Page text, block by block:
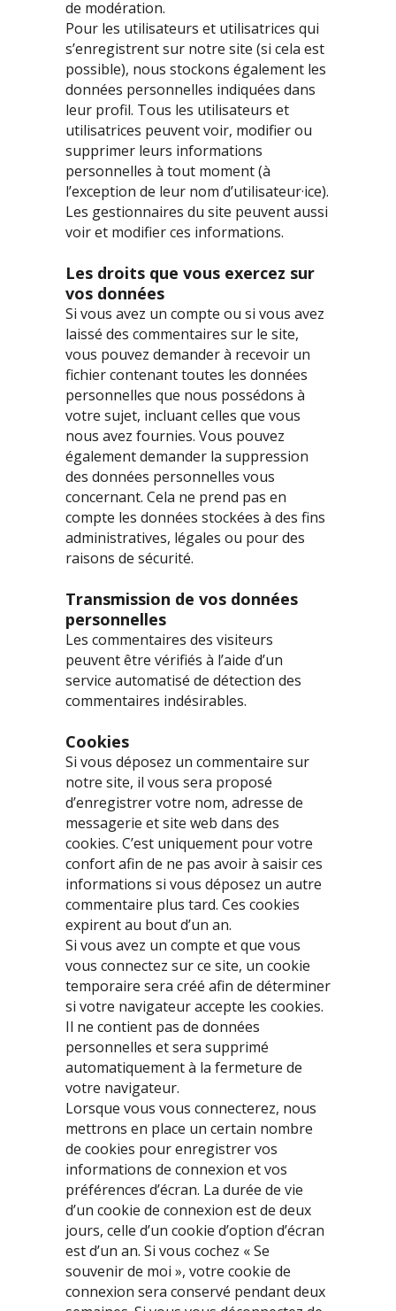
de modération.
Pour les utilisateurs et utilisatrices qui
s’enregistrent sur notre site (si cela est
possible), nous stockons également les
données personnelles indiquées dans
leur profil. Tous les utilisateurs et
utilisatrices peuvent voir, modifier ou
supprimer leurs informations
personnelles à tout moment (à
l’exception de leur nom d’utilisateur·ice).
Les gestionnaires du site peuvent aussi
voir et modifier ces informations.
Les droits que vous exercez sur
vos données
Si vous avez un compte ou si vous avez
laissé des commentaires sur le site,
vous pouvez demander à recevoir un
fichier contenant toutes les données
personnelles que nous possédons à
votre sujet, incluant celles que vous
nous avez fournies. Vous pouvez
également demander la suppression
des données personnelles vous
concernant. Cela ne prend pas en
compte les données stockées à des fins
administratives, légales ou pour des
raisons de sécurité.
Transmission de vos données
personnelles
Les commentaires des visiteurs
peuvent être vérifiés à l’aide d’un
service automatisé de détection des
commentaires indésirables.
Cookies
Si vous déposez un commentaire sur
notre site, il vous sera proposé
d’enregistrer votre nom, adresse de
messagerie et site web dans des
cookies. C’est uniquement pour votre
confort afin de ne pas avoir à saisir ces
informations si vous déposez un autre
commentaire plus tard. Ces cookies
expirent au bout d’un an.
Si vous avez un compte et que vous
vous connectez sur ce site, un cookie
temporaire sera créé afin de déterminer
si votre navigateur accepte les cookies.
Il ne contient pas de données
personnelles et sera supprimé
automatiquement à la fermeture de
votre navigateur.
Lorsque vous vous connecterez, nous
mettrons en place un certain nombre
de cookies pour enregistrer vos
informations de connexion et vos
préférences d’écran. La durée de vie
d’un cookie de connexion est de deux
jours, celle d’un cookie d’option d’écran
est d’un an. Si vous cochez « Se
souvenir de moi », votre cookie de
connexion sera conservé pendant deux